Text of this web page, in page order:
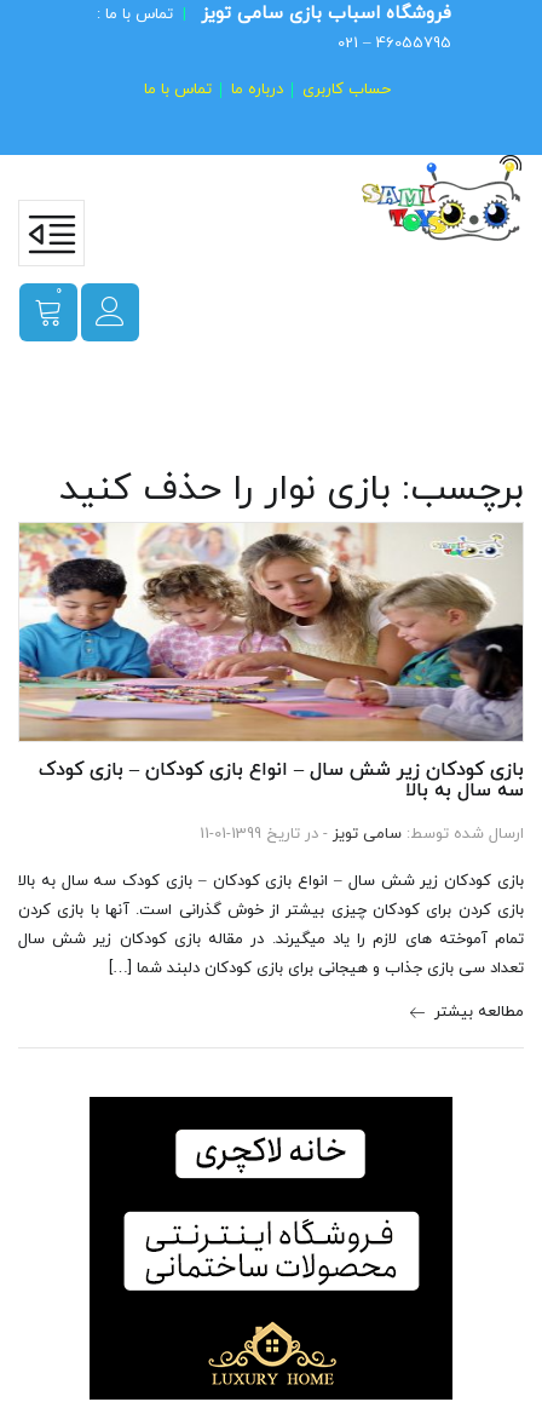
فروشگاه اسباب بازی سامی تویز | تماس با ما :
46055795 – 021
حساب کاربری درباره ما تماس با ما
0
برچسب: بازی نوار را حذف کنید
بازی کودکان زیر شش سال – انواع بازی کودکان – بازی کودک
سه سال به بالا
ارسال شده توسط: سامی تویز - در تاریخ 1399-01-11
بازی کودکان زیر شش سال – انواع بازی کودکان – بازی کودک سه سال به بالا
بازی کردن برای کودکان چیزی بیشتر از خوش گذرانی است. آنها با بازی کردن
تمام آموخته های لازم را یاد میگیرند. در مقاله بازی کودکان زیر شش سال
تعداد سی بازی جذاب و هیجانی برای بازی کودکان دلبند شما […]
مطالعه بیشتر